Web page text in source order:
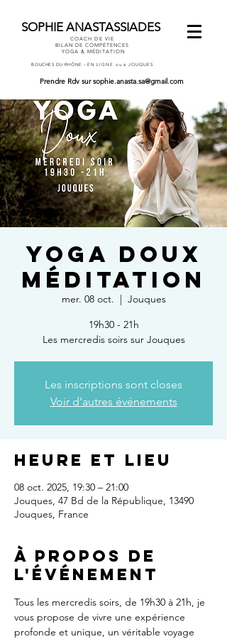
SOPHIE ANASTASSIADES
COACH DE VIE
BILAN DE COMPÉTENCES
YOGA & MÉDITATION
BOUCHES DU RHÔNE - EN LIGNE ou à JOUQUES
Prendre Rdv sursophie.anasta.sa@gmail.com
YOGA DOUX
MÉDITATION
mer. 08 oct.
  |
Jouques
19h30 - 21h
Les mercredis soirs sur Jouques
Les inscriptions sont closes
Voir d'autres événements
Heure et lieu
08 oct. 2025, 19:30 – 21:00
Jouques, 47 Bd de la République, 13490
Jouques, France
À propos de
l'événement
Tous les mercredis soirs, de 19h30 à 21h, je
vous propose de vivre une expérience
profonde et unique, un véritable voyage